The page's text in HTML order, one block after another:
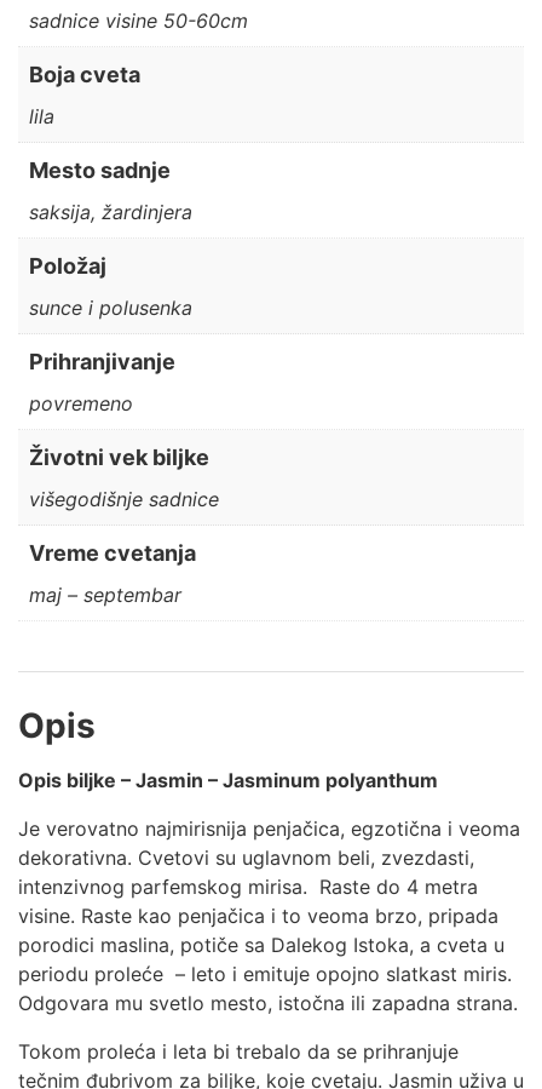
sadnice visine 50-60cm
Boja cveta
lila
Mesto sadnje
saksija, žardinjera
Položaj
sunce i polusenka
Prihranjivanje
povremeno
Životni vek biljke
višegodišnje sadnice
Vreme cvetanja
maj – septembar
Opis
Opis biljke – Jasmin – Jasminum polyanthum
Je verovatno najmirisnija penjačica, egzotična i veoma
dekorativna. Cvetovi su uglavnom beli, zvezdasti,
intenzivnog parfemskog mirisa. Raste do 4 metra
visine. Raste kao penjačica i to veoma brzo, pripada
porodici maslina, potiče sa Dalekog Istoka, a cveta u
periodu proleće – leto i emituje opojno slatkast miris.
Odgovara mu svetlo mesto, istočna ili zapadna strana.
Tokom proleća i leta bi trebalo da se prihranjuje
tečnim đubrivom za biljke, koje cvetaju. Jasmin uživa u